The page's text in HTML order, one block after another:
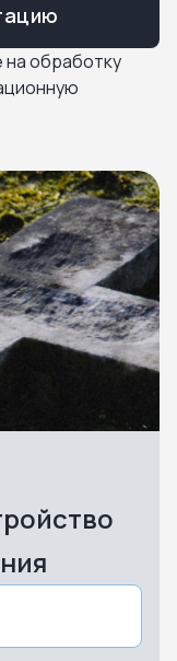
обработку